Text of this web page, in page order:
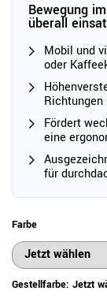
Bewegung
überall
Mobil und
oder
Fördert
eine
für
Farbe
Gestellfarbe: Jetzt